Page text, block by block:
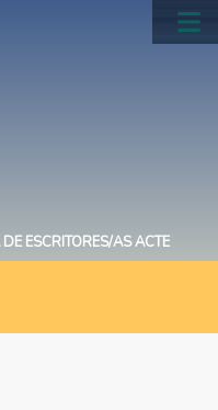
ESCRITORES/AS ACTE